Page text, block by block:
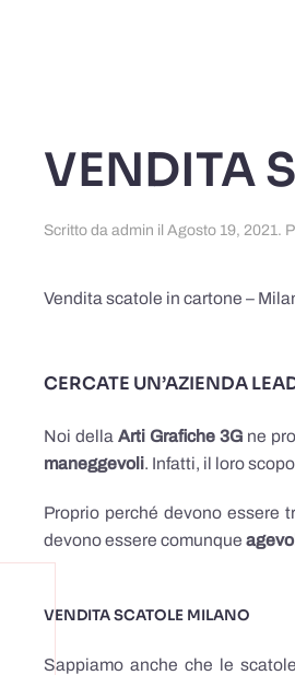
VENDITA
Scritto da admin il Agosto 19, 2021 .
Vendita scatole in cartone –
CERCATE UN’AZIENDA
Noi dellaArti Grafiche 3G ne
maneggevoli. Infatti, il loro
Proprio perché devono essere
devono essere comunque
VENDITA SCATOLE MILANO
Sappiamo anche che le